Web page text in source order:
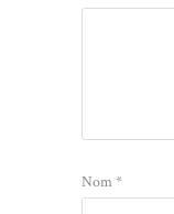
Nom*